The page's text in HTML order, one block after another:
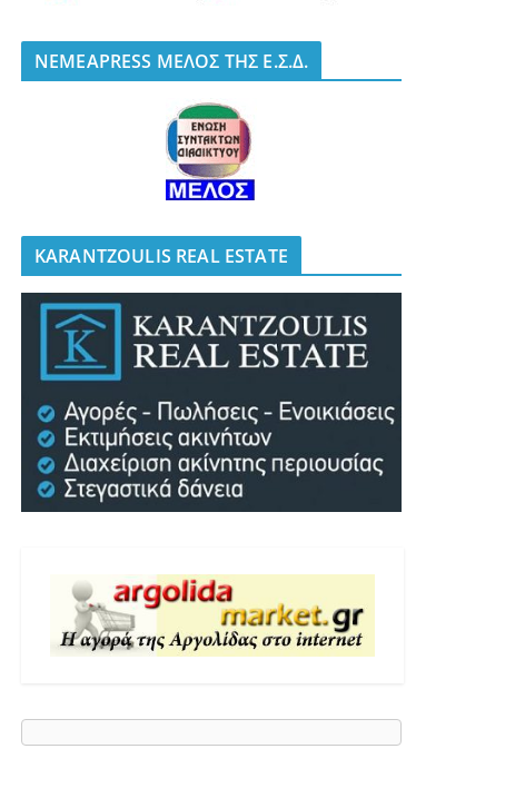
NEMEAPRESS ΜΕΛΟΣ ΤΗΣ Ε.Σ.Δ.
KARANTZOULIS REAL ESTATE